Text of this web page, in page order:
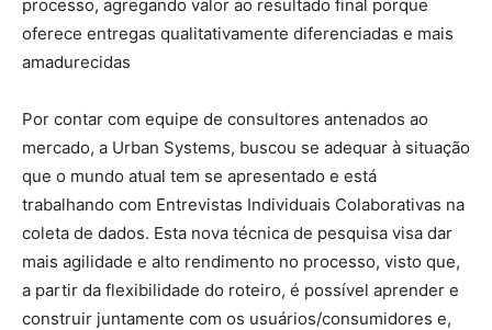
processo, agregando valor ao resultado final porque
oferece entregas qualitativamente diferenciadas e mais
amadurecidas
Por contar com equipe de consultores antenados ao
mercado, a Urban Systems, buscou se adequar à situação
que o mundo atual tem se apresentado e está
trabalhando com Entrevistas Individuais Colaborativas na
coleta de dados. Esta nova técnica de pesquisa visa dar
mais agilidade e alto rendimento no processo, visto que,
a partir da flexibilidade do roteiro, é possível aprender e
construir juntamente com os usuários/consumidores e,